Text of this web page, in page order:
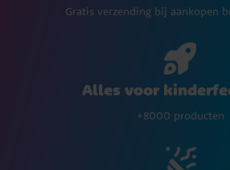
Gratis verzending bij aankopen
Alles voor
+8000 producten